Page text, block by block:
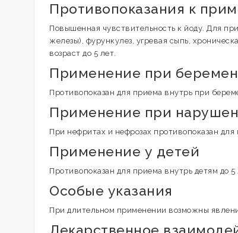
Противопоказания к
Повышенная чувствительность к йоду. Для
железы), фурункулез, угревая сыпь,
возраст до 5 лет.
Применение при
Противопоказан для приема внутрь при
Применение при
При нефритах и нефрозах противопоказан для
Применение у детей
Противопоказан для приема внутрь детям до 5
Особые указания
При длительном применении возможны
Лекарственное